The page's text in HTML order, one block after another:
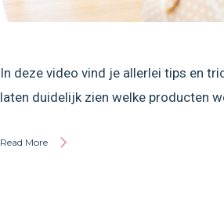
In deze video vind je allerlei tips en
laten duidelijk zien welke producten
Read More